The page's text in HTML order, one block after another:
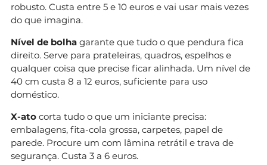
robusto. Custa entre 5 e 10 euros e vai usar mais vezes
do que imagina.
Nível de bolha garante que tudo o que pendura fica
direito. Serve para prateleiras, quadros, espelhos e
qualquer coisa que precise ficar alinhada. Um nível de
40 cm custa 8 a 12 euros, suficiente para uso
doméstico.
X-ato corta tudo o que um iniciante precisa:
embalagens, fita-cola grossa, carpetes, papel de
parede. Procure um com lâmina retrátil e trava de
segurança. Custa 3 a 6 euros.